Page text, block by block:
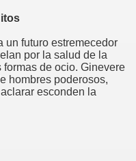
un futuro estremecedor
por la salud de la
de ocio. Ginevere
hombres poderosos,
esconden la